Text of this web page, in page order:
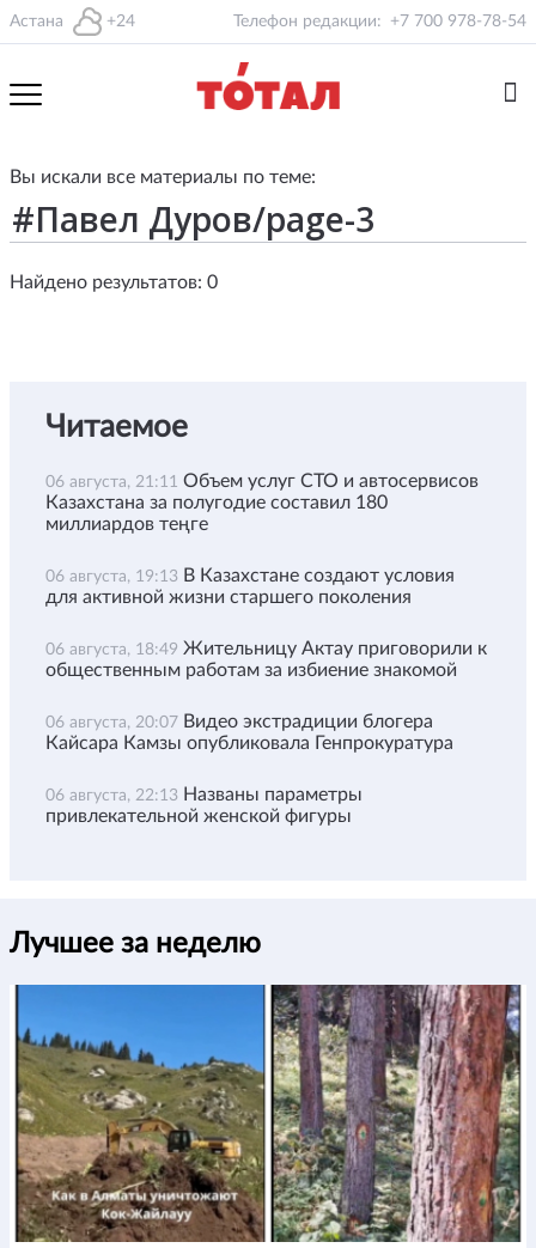
Астана +24 Телефон редакции: +7 700 978-78-54
Вы искали все материалы по теме:
Найдено результатов: 0
Читаемое
06 августа, 21:11 Объем услуг СТО и автосервисов
Казахстана за полугодие составил 180
миллиардов теңге
06 августа, 19:13 В Казахстане создают условия
для активной жизни старшего поколения
06 августа, 18:49 Жительницу Актау приговорили к
общественным работам за избиение знакомой
06 августа, 20:07 Видео экстрадиции блогера
Кайсара Камзы опубликовала Генпрокуратура
06 августа, 22:13 Названы параметры
привлекательной женской фигуры
Лучшее за неделю